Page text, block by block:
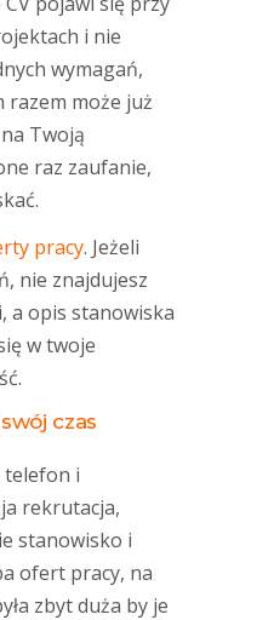
i nie
wymagań,
może już
Twoją
raz zaufanie,
pracy. Jeżeli
nie znajdujesz
a opis stanowiska
w twoje
czas
i
rekrutacja,
stanowisko i
ofert pracy, na
zbyt duża by je